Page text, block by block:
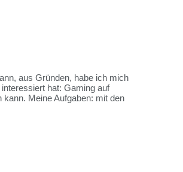
aus Gründen, habe ich mich
hat: Gaming auf
Meine Aufgaben: mit den